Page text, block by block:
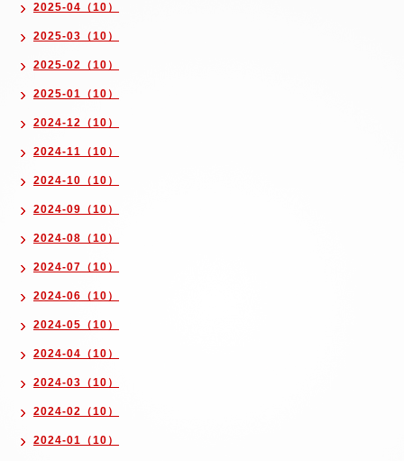
2025-04（10）
2025-03（10）
2025-02（10）
2025-01（10）
2024-12（10）
2024-11（10）
2024-10（10）
2024-09（10）
2024-08（10）
2024-07（10）
2024-06（10）
2024-05（10）
2024-04（10）
2024-03（10）
2024-02（10）
2024-01（10）